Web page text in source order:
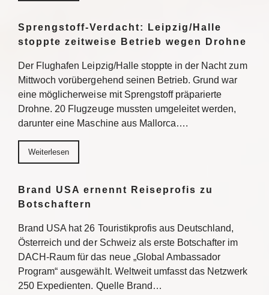
Sprengstoff-Verdacht: Leipzig/Halle
stoppte zeitweise Betrieb wegen Drohne
Der Flughafen Leipzig/Halle stoppte in der Nacht zum
Mittwoch vorübergehend seinen Betrieb. Grund war
eine möglicherweise mit Sprengstoff präparierte
Drohne. 20 Flugzeuge mussten umgeleitet werden,
darunter eine Maschine aus Mallorca….
Weiterlesen
Brand USA ernennt Reiseprofis zu
Botschaftern
Brand USA hat 26 Touristikprofis aus Deutschland,
Österreich und der Schweiz als erste Botschafter im
DACH-Raum für das neue „Global Ambassador
Program“ ausgewählt. Weltweit umfasst das Netzwerk
250 Expedienten. Quelle Brand…